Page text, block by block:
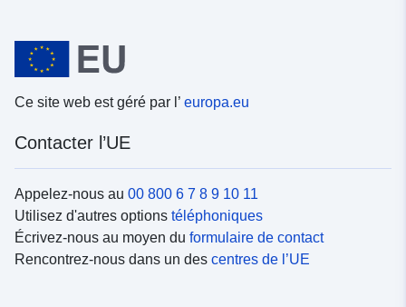
Ce site web est géré par l’ europa.eu
Contacter l’UE
Appelez-nous au 00 800 6 7 8 9 10 11
Utilisez d'autres options téléphoniques
Écrivez-nous au moyen du formulaire de contact
Rencontrez-nous dans un des centres de l’UE